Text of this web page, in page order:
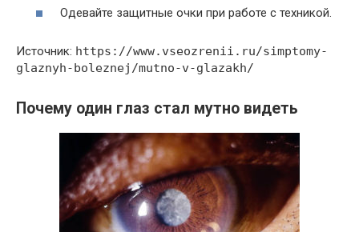
Одевайте защитные очки при работе с техникой.
Источник: https://www.vseozrenii.ru/simptomy-
glaznyh-boleznej/mutno-v-glazakh/
Почему один глаз стал мутно видеть